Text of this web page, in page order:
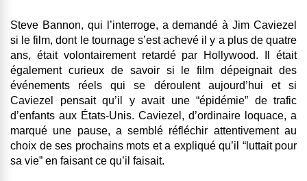
Steve Bannon, qui l’interroge, a demandé à Jim Caviezel
si le film, dont le tournage s’est achevé il y a plus de quatre
ans, était volontairement retardé par Hollywood. Il était
également curieux de savoir si le film dépeignait des
événements réels qui se déroulent aujourd’hui et si
Caviezel pensait qu’il y avait une “épidémie” de trafic
d’enfants aux États-Unis. Caviezel, d’ordinaire loquace, a
marqué une pause, a semblé réfléchir attentivement au
choix de ses prochains mots et a expliqué qu’il “luttait pour
sa vie” en faisant ce qu’il faisait.